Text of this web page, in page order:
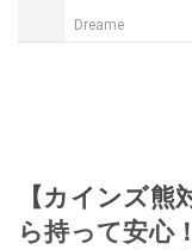
Dreame
【カインズ
ら持って安心